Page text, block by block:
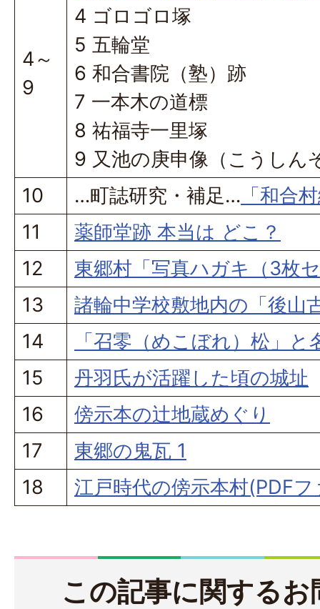
4～
9
4 ゴロゴロ塚
5 五輪堂
6 和合書院（塾）跡
7 一本木の道標
8 祐福寺一里塚
9 又池の庚申像（こうしん
10
…町誌研究・補足… 「和合
11
薬師堂跡 本当は どこ？
12
東郷村「写真ハガキ（3枚
13
諸輪中学校敷地内の「後山
14
「召零（めこぼれ）松」と
15
丹羽氏が活躍した頃の城址
16
傍示本の辻地蔵めぐり
17
東郷の鬼瓦 1
18
江戸時代の傍示本村(PDF
この記事に関する